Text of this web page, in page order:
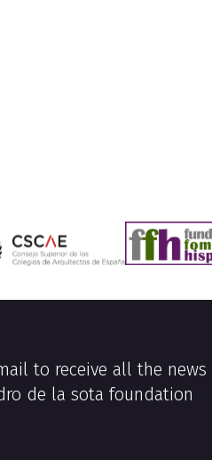
to receive all the news
de la sota foundation